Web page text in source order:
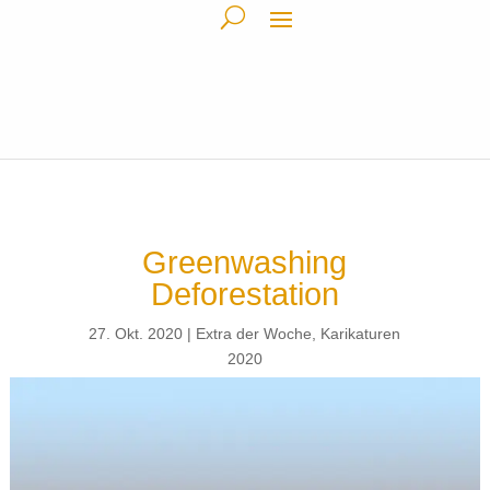
Greenwashing
Deforestation
27. Okt. 2020 Extra der Woche
Karikaturen
2020